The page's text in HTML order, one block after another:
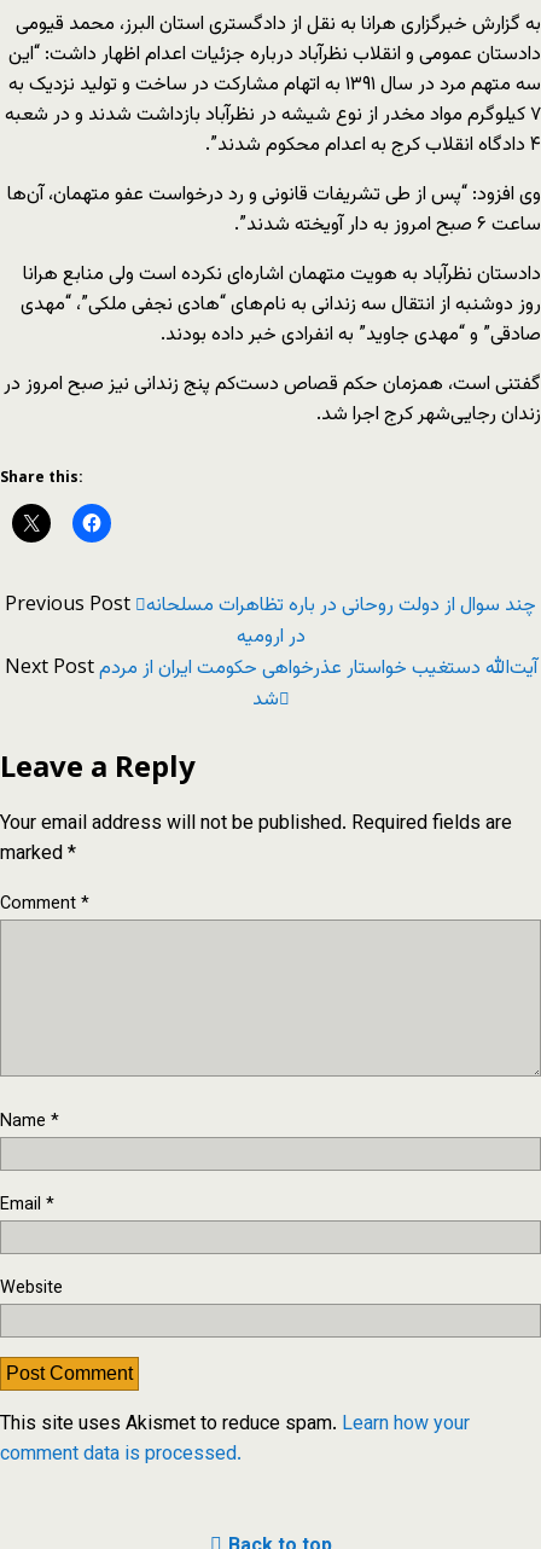
به گزارش خبرگزاری هرانا به نقل از دادگستری استان البرز، محمد قیومی
دادستان عمومی و انقلاب نظرآباد درباره جزئیات اعدام اظهار داشت: “این
سه متهم مرد در سال ۱۳۹۱ به اتهام مشارکت در ساخت و تولید نزدیک به
۷ کیلوگرم مواد مخدر از نوع شیشه در نظرآباد بازداشت شدند و در شعبه
۴ دادگاه انقلاب کرج به اعدام محکوم شدند”.
وی افزود: “پس از طی تشریفات قانونی و رد درخواست عفو متهمان، آن‌ها
ساعت ۶ صبح امروز به دار آویخته شدند”.
دادستان نظرآباد به هویت متهمان اشاره‌ای نکرده است ولی منابع هرانا
روز دوشنبه از انتقال سه زندانی به نام‌های “هادی نجفی ملکی”، “مهدی
صادقی” و “مهدی جاوید” به انفرادی خبر داده بودند.
گفتنی است، همزمان حکم قصاص دست‌کم پنج زندانی نیز صبح امروز در
زندان رجایی‌شهر کرج اجرا شد.
Share this:
Previous Post چند سوال از دولت روحانی در باره تظاهرات مسلحانه
در ارومیه
Next Postآیت‌الله دستغیب خواستار عذرخواهی حکومت ایران از مردم
شد
Leave a Reply
Your email address will not be published. Required fields are
marked*
Comment*
Name *
Email *
Website
This site uses Akismet to reduce spam. Learn how your
comment data is processed.